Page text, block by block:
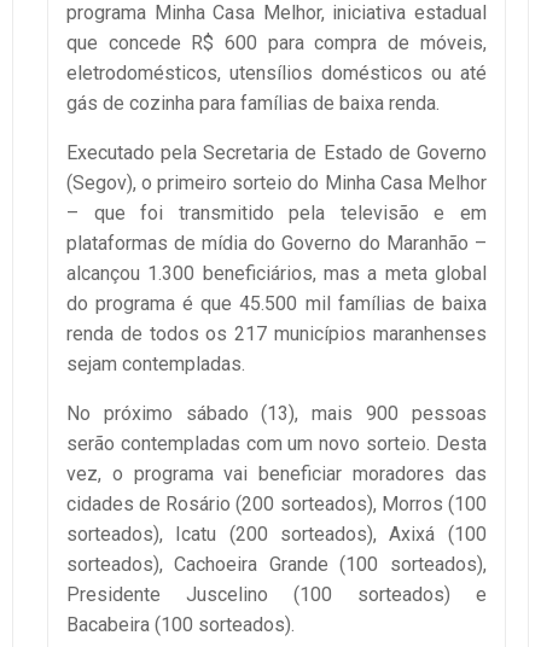
programa Minha Casa Melhor, iniciativa estadual
que concede R$ 600 para compra de móveis,
eletrodomésticos, utensílios domésticos ou até
gás de cozinha para famílias de baixa renda.
Executado pela Secretaria de Estado de Governo
(Segov), o primeiro sorteio do Minha Casa Melhor
– que foi transmitido pela televisão e em
plataformas de mídia do Governo do Maranhão –
alcançou 1.300 beneficiários, mas a meta global
do programa é que 45.500 mil famílias de baixa
renda de todos os 217 municípios maranhenses
sejam contempladas.
No próximo sábado (13), mais 900 pessoas
serão contempladas com um novo sorteio. Desta
vez, o programa vai beneficiar moradores das
cidades de Rosário (200 sorteados), Morros (100
sorteados), Icatu (200 sorteados), Axixá (100
sorteados), Cachoeira Grande (100 sorteados),
Presidente Juscelino (100 sorteados) e
Bacabeira (100 sorteados).